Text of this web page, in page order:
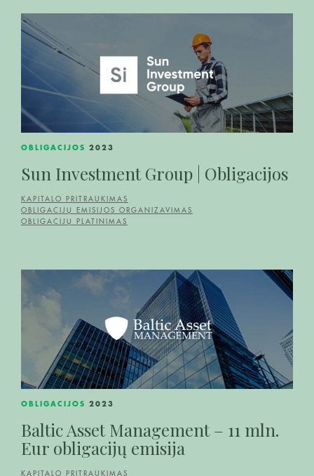
OBLIGACIJOS 2023
Sun Investment Group | Obligacijos
KAPITALO PRITRAUKIMAS
OBLIGACIJŲ EMISIJOS ORGANIZAVIMAS
OBLIGACIJŲ PLATINIMAS
OBLIGACIJOS 2023
Baltic Asset Management – 11 mln.
Eur obligacijų emisija
KAPITALO PRITRAUKIMAS